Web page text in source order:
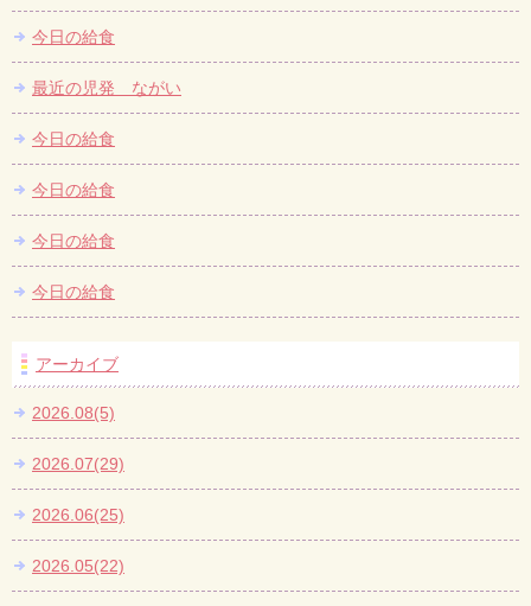
今日の給食
最近の児発 ながい
今日の給食
今日の給食
今日の給食
今日の給食
アーカイブ
2026.08(5)
2026.07(29)
2026.06(25)
2026.05(22)